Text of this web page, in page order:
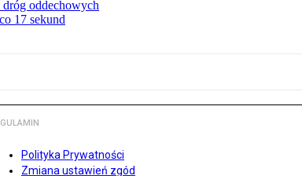
dróg oddechowych
17 sekund
Polityka Prywatności
Zmiana ustawień zgód